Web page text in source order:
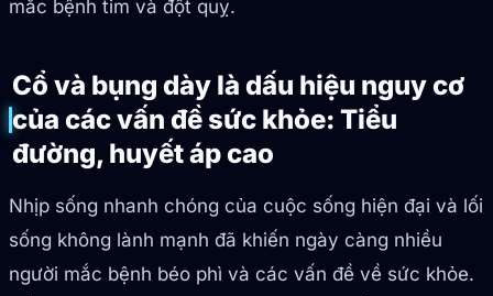
mắc bệnh tim và đột quỵ.
Cổ và bụng dày là dấu hiệu nguy cơ
của các vấn đề sức khỏe: Tiểu
đường, huyết áp cao
Nhịp sống nhanh chóng của cuộc sống hiện đại và lối
sống không lành mạnh đã khiến ngày càng nhiều
người mắc bệnh béo phì và các vấn đề về sức khỏe.